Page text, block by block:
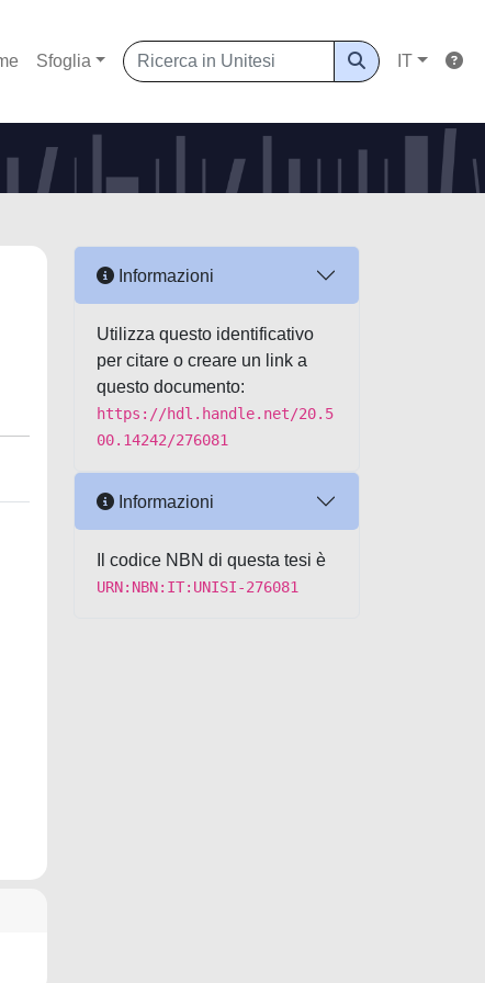
Sfoglia IT
Informazioni
Utilizza questo identificativo
per citare o creare un link a
questo documento:
https://hdl.handle.net/20.5
00.14242/276081
Informazioni
Il codice NBN di questa tesi è
URN:NBN:IT:UNISI-276081